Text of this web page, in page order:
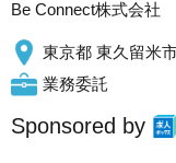
Be Connect株式会社
東京都 東久留米
業務委託
Sponsored by